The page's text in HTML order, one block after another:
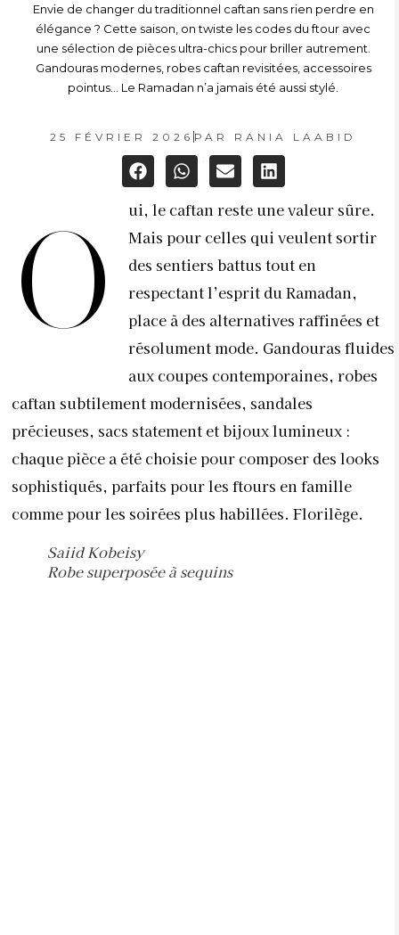
Envie de changer du traditionnel caftan sans rien perdre en
élégance ? Cette saison, on twiste les codes du ftour avec
une sélection de pièces ultra-chics pour briller autrement.
Gandouras modernes, robes caftan revisitées, accessoires
pointus… Le Ramadan n’a jamais été aussi stylé.
25 FÉVRIER 2026 PAR RANIA LAABID
O
ui, le caftan reste une valeur sûre.
Mais pour celles qui veulent sortir
des sentiers battus tout en
respectant l’esprit du Ramadan,
place à des alternatives raffinées et
résolument mode. Gandouras fluides
aux coupes contemporaines, robes
caftan subtilement modernisées, sandales
précieuses, sacs statement et bijoux lumineux :
chaque pièce a été choisie pour composer des looks
sophistiqués, parfaits pour les ftours en famille
comme pour les soirées plus habillées. Florilège.
Saiid Kobeisy
Robe superposée à sequins